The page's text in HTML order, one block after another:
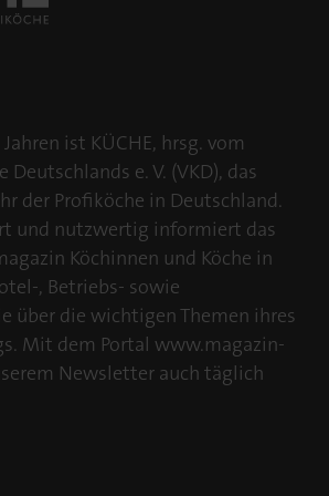
ist KÜCHE, hrsg. vom
Deutschlands e. V. (VKD), das
der Profiköche in Deutschland.
und nutzwertig informiert das
Köchinnen und Köche in
, Betriebs- sowie
über die wichtigen Themen ihres
Mit dem Portal www.magazin-
Newsletter auch täglich